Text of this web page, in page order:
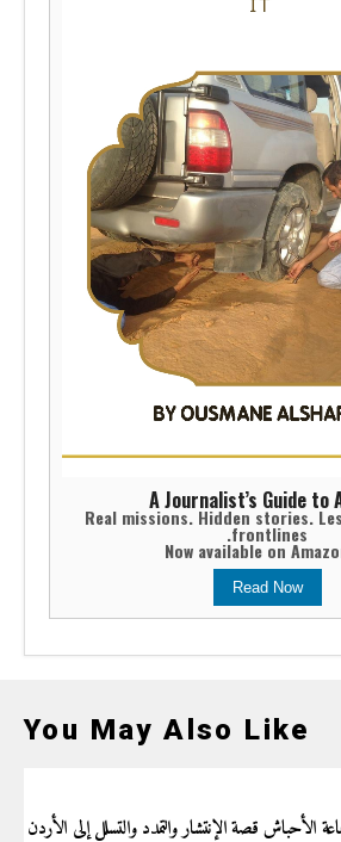
A Journalist’s Guide to
Real missions. Hidden stories.
frontlines.
Read Now
You May Also Like
الأحباش قصة الإنتشار والتمدد والتسلل إلى الأردن